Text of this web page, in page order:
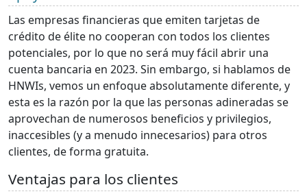
Las empresas financieras que emiten tarjetas de
crédito de élite no cooperan con todos los clientes
potenciales, por lo que no será muy fácil abrir una
cuenta bancaria en 2023. Sin embargo, si hablamos de
HNWIs, vemos un enfoque absolutamente diferente, y
esta es la razón por la que las personas adineradas se
aprovechan de numerosos beneficios y privilegios,
inaccesibles (y a menudo innecesarios) para otros
clientes, de forma gratuita.
Ventajas para los clientes